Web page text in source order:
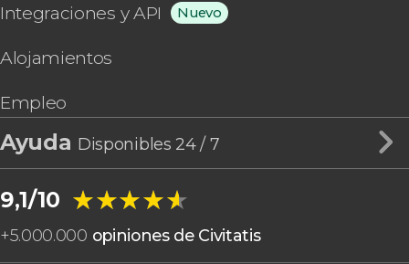
Integraciones y API Nuevo
Alojamientos
Empleo
Ayuda Disponibles 24 / 7
9,1/10 ★★★★★
★★★★★
+5.000.000 opiniones de Civitatis